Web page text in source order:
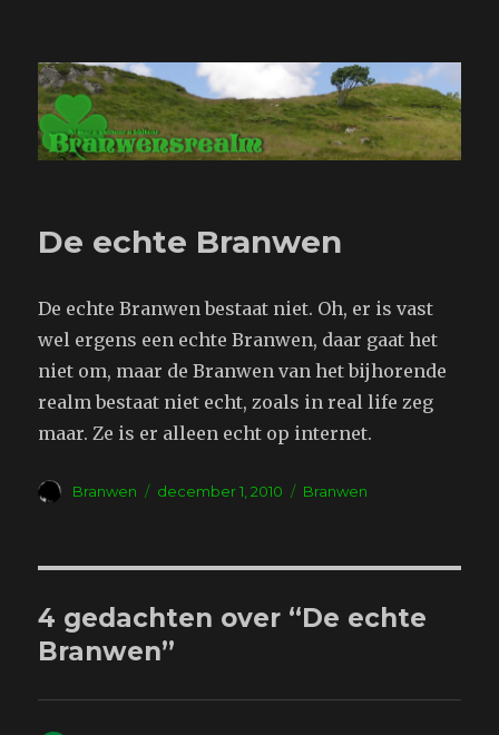
Branwensrealm.com
De echte Branwen
De echte Branwen bestaat niet. Oh, er is vast
wel ergens een echte Branwen, daar gaat het
niet om, maar de Branwen van het bijhorende
realm bestaat niet echt, zoals in real life zeg
maar. Ze is er alleen echt op internet.
Auteur
Branwen
Geplaatst
december 1, 2010 Tags
Branwen
4 gedachten over “De echte
Branwen”